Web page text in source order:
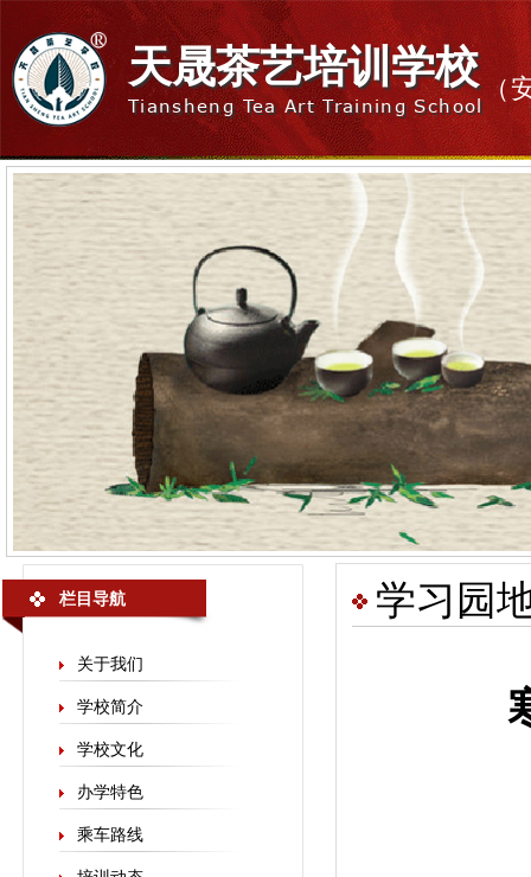
天晟茶艺培训学校
Tiansheng Tea Art Training School
（
栏目导航
关于我们
学校简介
学校文化
办学特色
乘车路线
学习园